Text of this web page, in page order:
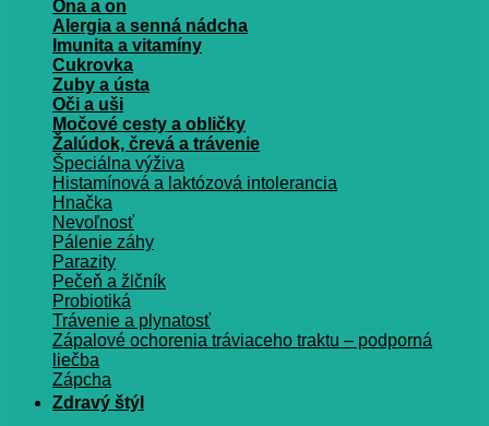
Ona a on
Alergia a senná nádcha
Imunita a vitamíny
Cukrovka
Zuby a ústa
Oči a uši
Močové cesty a obličky
Žalúdok, črevá a trávenie
Špeciálna výživa
Histamínová a laktózová intolerancia
Hnačka
Nevoľnosť
Pálenie záhy
Parazity
Pečeň a žlčník
Probiotiká
Trávenie a plynatosť
Zápalové ochorenia tráviaceho traktu – podporná
liečba
Zápcha
Zdravý štýl